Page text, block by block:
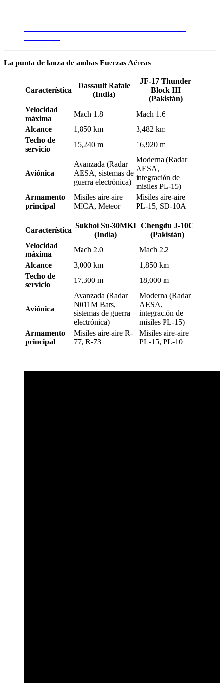
La punta de lanza de ambas Fuerzas Aéreas
Característica
Dassault Rafale
(India)
JF-17 Thunder
Block III
(Pakistán)
Velocidad
máxima
Mach 1.8
Mach 1.6
Alcance
1,850 km
3,482 km
Techo de
servicio
15,240 m 16,920 m
Aviónica
Avanzada (Radar
AESA, sistemas de
guerra electrónica)
Moderna (Radar
AESA,
integración de
misiles PL-15)
Armamento
principal
Misiles aire-aire
MICA, Meteor
Misiles aire-aire
PL-15, SD-10A
Característica
Sukhoi Su-30MKI
(India)
Chengdu J-10C
(Pakistán)
Velocidad
máxima
Mach 2.0
Mach 2.2
Alcance
3,000 km
1,850 km
Techo de
servicio
17,300 m 18,000 m
Aviónica
Avanzada (Radar
N011M Bars,
sistemas de guerra
electrónica)
Moderna (Radar
AESA,
integración de
misiles PL-15)
Armamento
principal
Misiles aire-aire R-
77, R-73
Misiles aire-aire
PL-15, PL-10